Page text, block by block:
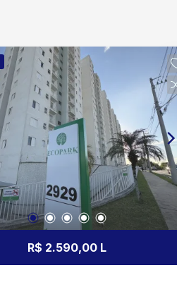
R$ 2.590,00 L